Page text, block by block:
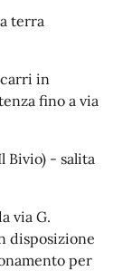
terra
in
fino a via
Bivio) - salita
via G.
disposizione
per